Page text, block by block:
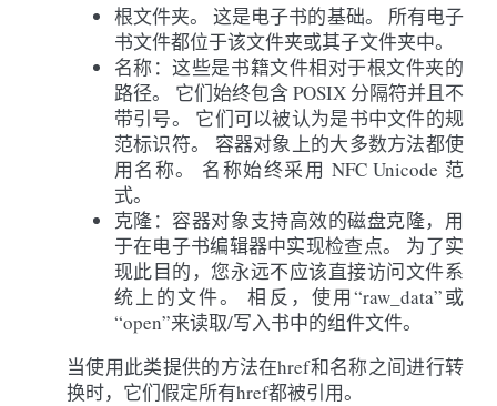
根文件夹。 这是电子书的基础。 所有电子
书文件都位于该文件夹或其子文件夹中。
名称：这些是书籍文件相对于根文件夹的
路径。 它们始终包含 POSIX 分隔符并且不
带引号。 它们可以被认为是书中文件的规
范标识符。 容器对象上的大多数方法都使
用名称。 名称始终采用 NFC Unicode 范
式。
克隆：容器对象支持高效的磁盘克隆，用
于在电子书编辑器中实现检查点。 为了实
现此目的，您永远不应该直接访问文件系
统上的文件。 相反，使用“raw_data”或
“open”来读取/写入书中的组件文件。
当使用此类提供的方法在href和名称之间进行转
换时，它们假定所有href都被引用。